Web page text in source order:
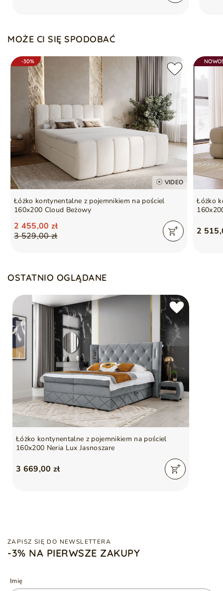
Symbol5905242600535
Szafka nocna nie jest w zestawie
MOŻE CI SIĘ SPODOBAĆ
-30%
VIDEO
Łóżko kontynentalne z pojemnikiem na pościel
160x200 Cloud Beżowy
3 529,00 zł
2 455,00 zł
Łóżko
2
OSTATNIO OGLĄDANE
Łóżko kontynentalne z pojemnikiem na pościel
160x200 Neria Lux Jasnoszare
3 669,00 zł
ZAPISZ SIĘ DO NEWSLETTERA
-3% NA PIERWSZE ZAKUPY
Imię